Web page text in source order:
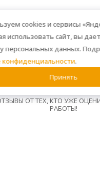
говорят
ОТ ТЕХ, КТО УЖЕ
РАБОТЫ!
cookies и сервисы
использовать сайт, вы
персональных данных.
конфиденциальности.
Принять